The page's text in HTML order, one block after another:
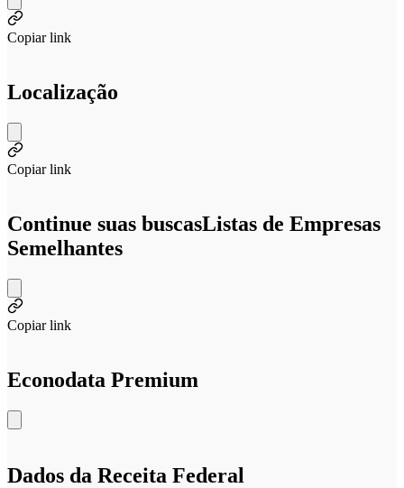
Copiar link
Localização
Copiar link
Continue suas buscasListas de Empresas
Semelhantes
Copiar link
Econodata Premium
Dados da Receita Federal